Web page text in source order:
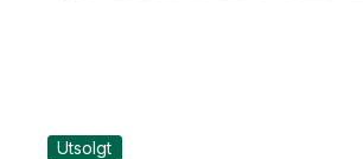
Utsolgt